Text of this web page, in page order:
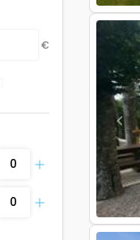
€